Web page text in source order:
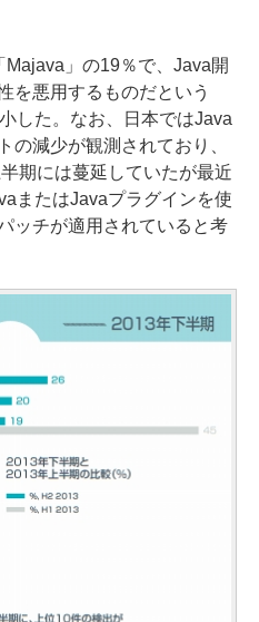
」の19％で、Java開
を悪用するものだという
した。なお、日本ではJava
の減少が観測されており、
期には蔓延していたが最近
またはJavaプラグインを使
ッチが適用されていると考